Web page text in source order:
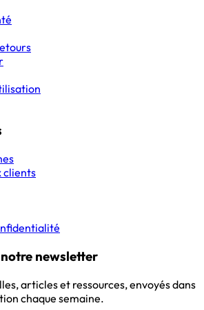
clients
newsletter
articles et ressources, envoyés dans
chaque semaine.